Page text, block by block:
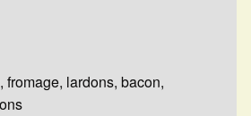
fromage, lardons, bacon,